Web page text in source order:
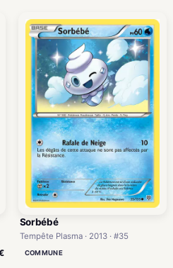
Sorbébé
Tempête Plasma · 2013 · #35
COMMUNE